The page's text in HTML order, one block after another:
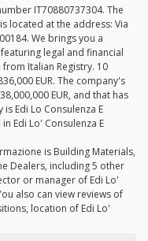
IT70880737304. The
located at the address: Via
We brings you a
legal and financial
Italian Registry. 10
EUR. The company's
EUR, and that has
Edi Lo Consulenza E
Edi Lo' Consulenza E
is Building Materials,
Dealers, including 5 other
or manager of Edi Lo'
also can view reviews of
location of Edi Lo'